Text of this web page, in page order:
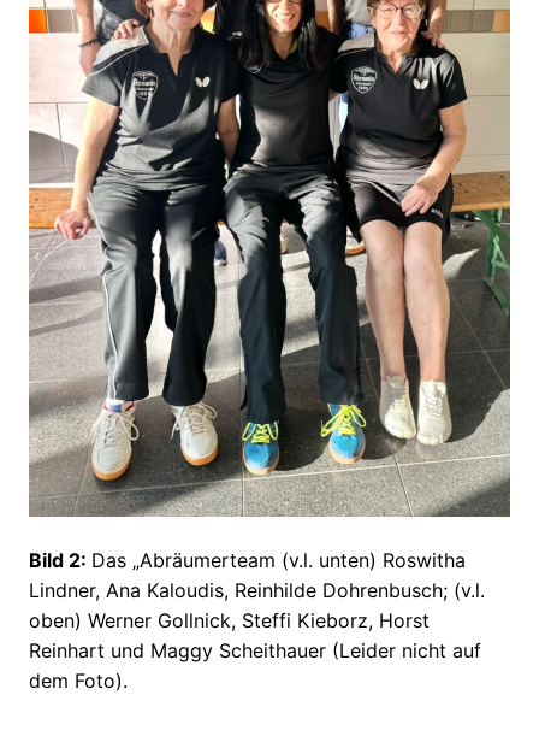
Bild 2: Das „Abräumerteam (v.l. unten) Roswitha
Lindner, Ana Kaloudis, Reinhilde Dohrenbusch; (v.l.
oben) Werner Gollnick, Steffi Kieborz, Horst
Reinhart und Maggy Scheithauer (Leider nicht auf
dem Foto).